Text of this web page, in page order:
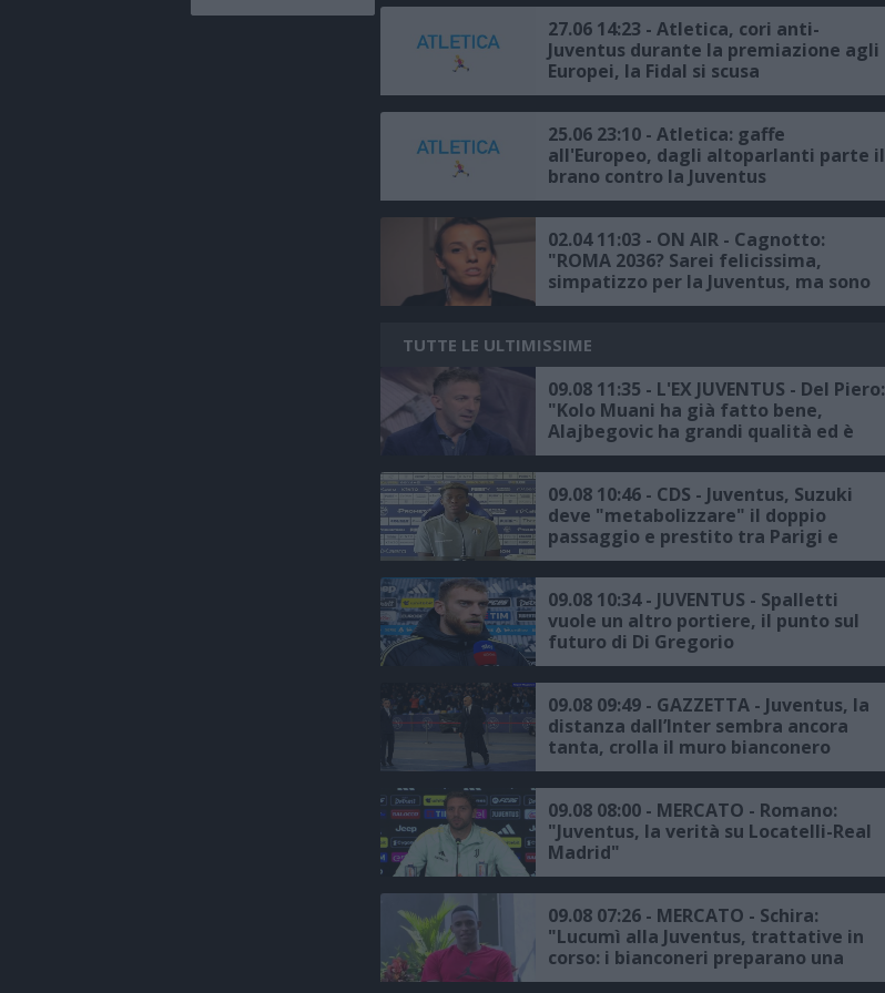
27.06 14:23 - Atletica, cori anti-
Juventus durante la premiazione agli
Europei, la Fidal si scusa
25.06 23:10 - Atletica: gaffe
all'Europeo, dagli altoparlanti parte il
brano contro la Juventus
02.04 11:03 - ON AIR - Cagnotto:
"ROMA 2036? Sarei felicissima,
simpatizzo per la Juventus, ma sono
anche un po’ Romanista"
TUTTE LE ULTIMISSIME
09.08 11:35 - L'EX JUVENTUS - Del Piero:
"Kolo Muani ha già fatto bene,
Alajbegovic ha grandi qualità ed è
molto giovane, in prospettiva futura
è tanta roba"
09.08 10:46 - CDS - Juventus, Suzuki
deve "metabolizzare" il doppio
passaggio e prestito tra Parigi e
Torino
09.08 10:34 - JUVENTUS - Spalletti
vuole un altro portiere, il punto sul
futuro di Di Gregorio
09.08 09:49 - GAZZETTA - Juventus, la
distanza dall’Inter sembra ancora
tanta, crolla il muro bianconero
09.08 08:00 - MERCATO - Romano:
"Juventus, la verità su Locatelli-Real
Madrid"
09.08 07:26 - MERCATO - Schira:
"Lucumì alla Juventus, trattative in
corso: i bianconeri preparano una
nuova offerta per il Bologna"